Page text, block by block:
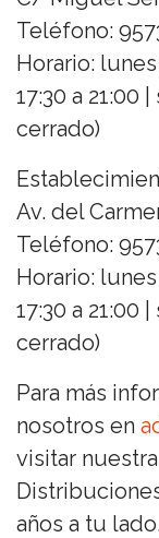
Teléfono:
Horario:
17:30 a 21:00
cerrado)
Av. del
Teléfono:
Horario:
17:30 a 21:00
cerrado)
Para más
nosotros en
visitar
años a tu lado.